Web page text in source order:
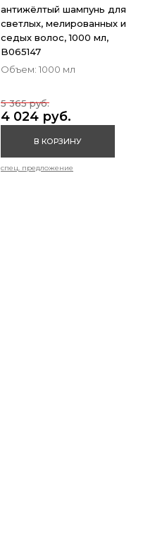
антижёлтый шампунь для
светлых, мелированных и
седых волос, 1000 мл,
B065147
Объем: 1000 мл
4 024 руб.
5 365 руб.
В КОРЗИНУ
спец. предложение